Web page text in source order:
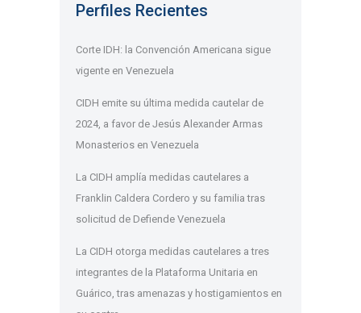
Perfiles Recientes
Corte IDH: la Convención Americana sigue
vigente en Venezuela
CIDH emite su última medida cautelar de
2024, a favor de Jesús Alexander Armas
Monasterios en Venezuela
La CIDH amplía medidas cautelares a
Franklin Caldera Cordero y su familia tras
solicitud de Defiende Venezuela
La CIDH otorga medidas cautelares a tres
integrantes de la Plataforma Unitaria en
Guárico, tras amenazas y hostigamientos en